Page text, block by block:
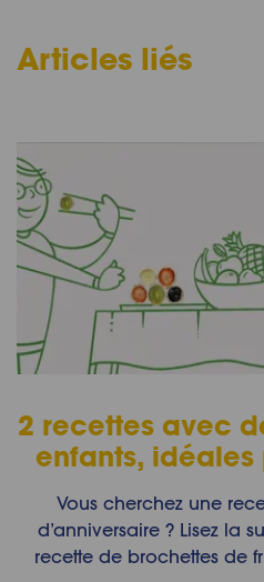
Articles liés
2 recettes avec
enfants, idéales
Vous cherchez une
d’anniversaire ? Lisez la
recette de brochettes de